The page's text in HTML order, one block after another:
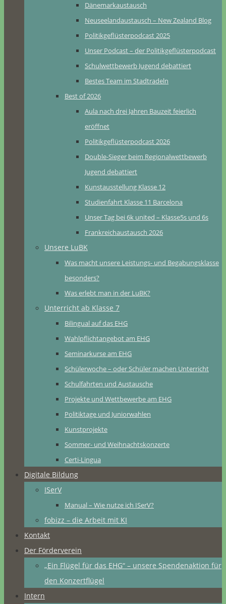
Dänemarkaustausch
Neuseelandaustausch – New Zealand Blog
Politikgeflüsterpodcast 2025
Unser Podcast – der Politikgeflüsterpodcast
Schulwettbewerb Jugend debattiert
Bestes Team im Stadtradeln
Best of 2026
Aula nach drei Jahren Bauzeit feierlich
eröffnet
Politikgeflüsterpodcast 2026
Double-Sieger beim Regionalwettbewerb
Jugend debattiert
Kunstausstellung Klasse 12
Studienfahrt Klasse 11 Barcelona
Unser Tag bei 6k united – Klasse5s und 6s
Frankreichaustausch 2026
Unsere LuBK
Was macht unsere Leistungs- und Begabungsklasse
besonders?
Was erlebt man in der LuBK?
Unterricht ab Klasse 7
Bilingual auf das EHG
Wahlpflichtangebot am EHG
Seminarkurse am EHG
Schülerwoche – oder Schüler machen Unterricht
Schulfahrten und Austausche
Projekte und Wettbewerbe am EHG
Politiktage und Juniorwahlen
Kunstprojekte
Sommer- und Weihnachtskonzerte
Certi-Lingua
Digitale Bildung
ISerV
Manual – Wie nutze ich ISerV?
fobizz – die Arbeit mit KI
Kontakt
Der Förderverein
„Ein Flügel für das EHG“ – unsere Spendenaktion für
den Konzertflügel
Intern